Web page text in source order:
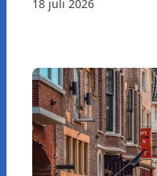
18 juli 2026